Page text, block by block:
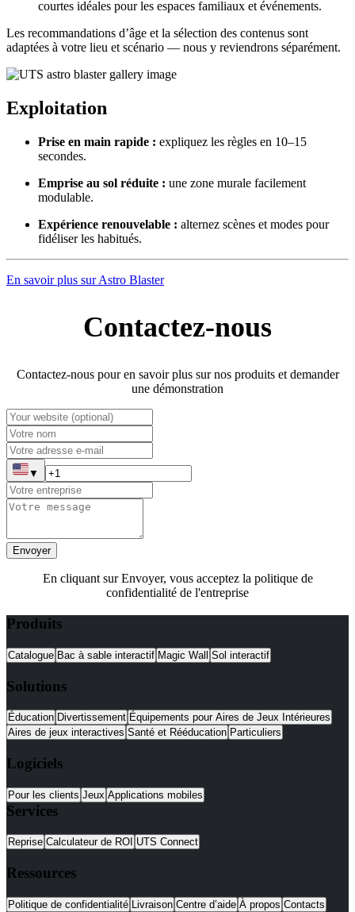
courtes idéales pour les espaces familiaux et événements.
Les recommandations d’âge et la sélection des contenus sont
adaptées à votre lieu et scénario — nous y reviendrons séparément.
Exploitation
Prise en main rapide : expliquez les règles en 10–15
secondes.
Emprise au sol réduite : une zone murale facilement
modulable.
Expérience renouvelable : alternez scènes et modes pour
fidéliser les habitués.
En savoir plus sur Astro Blaster
Contactez-nous
Contactez-nous pour en savoir plus sur nos produits et demander
une démonstration
▼
Envoyer
En cliquant sur Envoyer, vous acceptez la politique de
confidentialité de l'entreprise
Produits
Catalogue Bac à sable interactif Magic Wall Sol interactif
Solutions
Éducation Divertissement Équipements pour Aires de Jeux Intérieures
Aires de jeux interactives Santé et Rééducation Particuliers
Logiciels
Pour les clients Jeux Applications mobiles
Services
Reprise Calculateur de ROI UTS Connect
Ressources
Politique de confidentialité Livraison Centre d’aide À propos Contacts